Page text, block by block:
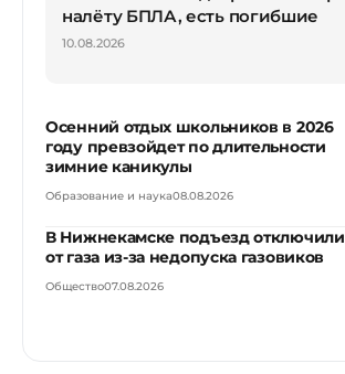
налёту БПЛА, есть погибшие
10.08.2026
Осенний отдых школьников в 2026
году превзойдет по длительности
зимние каникулы
Образование и наука08.08.2026
В Нижнекамске подъезд отключили
от газа из-за недопуска газовиков
Общество07.08.2026